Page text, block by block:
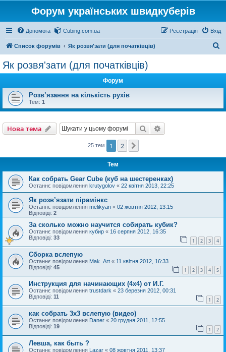
Форум українських швидкуберів
Допомога Cubing.com.ua Вхід
Реєстрація
Список форумів Як розвя'зати (для початківців)
Як розвя'зати (для початківців)
Форум
Розв’язання на кількість рухів
Тем: 1
Нова тема Пошук
25 тем 1 2
Тем
Как собрать Gear Cube (куб на шестеренках)
Останнє повідомлення krutygolov « 22 квітня 2013, 22:25
Як розв’язати пірамінкс
Останнє повідомлення melikyan « 02 жовтня 2012, 13:15
Відповіді: 2
За сколько можно научится собирать кубик?
Останнє повідомлення кубир « 16 серпня 2012, 16:35
Відповіді: 33 1 2 3 4
Сборка вслепую
Останнє повідомлення Mak_Art « 11 квітня 2012, 16:33
Відповіді: 45 1 2 3 4 5
Инструкция для начинающих (4х4) от И.Г.
Останнє повідомлення trustdark « 23 березня 2012, 00:31
Відповіді: 11 1 2
как собрать 3х3 вслепую (видео)
Останнє повідомлення Daner « 20 грудня 2011, 12:55
Відповіді: 19 1 2
Левша, как быть ?
Останнє повідомлення Lazar « 08 жовтня 2011, 13:37